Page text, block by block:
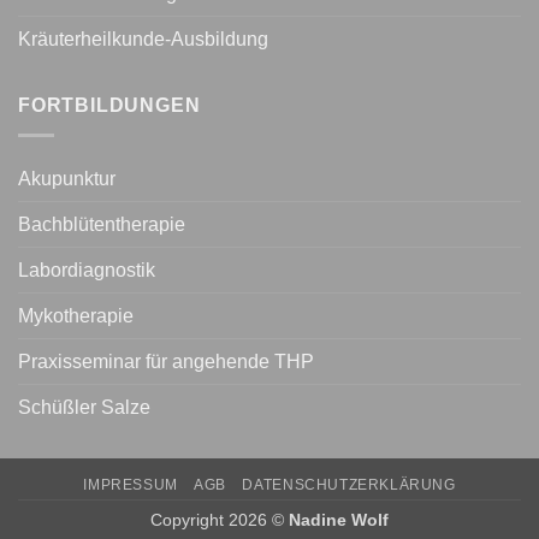
Kräuterheilkunde-Ausbildung
FORTBILDUNGEN
Akupunktur
Bachblütentherapie
Labordiagnostik
Mykotherapie
Praxisseminar für angehende THP
Schüßler Salze
IMPRESSUM AGB DATENSCHUTZERKLÄRUNG
Copyright 2026 © Nadine Wolf